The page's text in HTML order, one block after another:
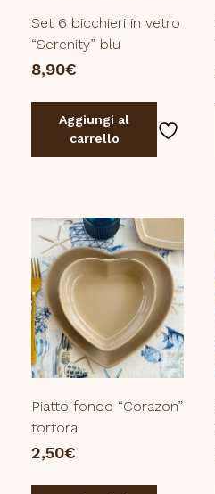
Set 6 bicchieri in vetro
“Serenity” blu
8,90€
Aggiungi al
carrello
Piatto fondo “Corazon”
tortora
2,50€